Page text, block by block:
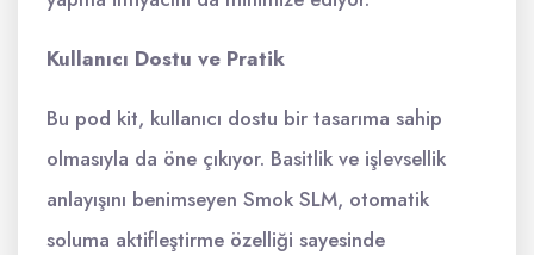
Kullanıcı Dostu ve Pratik
Bu pod kit, kullanıcı dostu bir tasarıma sahip
olmasıyla da öne çıkıyor. Basitlik ve işlevsellik
anlayışını benimseyen Smok SLM, otomatik
soluma aktifleştirme özelliği sayesinde